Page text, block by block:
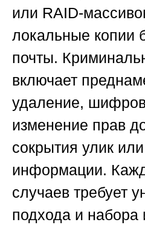
или RAID-
локальные копии
почты.
включает
удаление,
изменение прав
сокрытия улик
информации.
случаев требует
подхода и набора